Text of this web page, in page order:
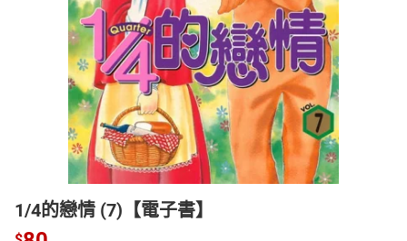
日本購物 電子/紙本書
HOT
1/4的戀情 (7)【電子書】